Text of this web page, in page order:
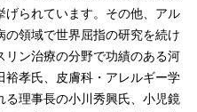
げられています。その他、アル
領域で世界屈指の研究を続け
リン治療の分野で功績のある河
孝氏、皮膚科・アレルギー学
理事長の小川秀興氏、小児鏡